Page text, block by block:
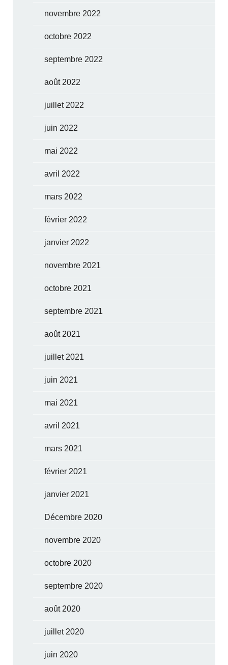
novembre 2022
octobre 2022
septembre 2022
août 2022
juillet 2022
juin 2022
mai 2022
avril 2022
mars 2022
février 2022
janvier 2022
novembre 2021
octobre 2021
septembre 2021
août 2021
juillet 2021
juin 2021
mai 2021
avril 2021
mars 2021
février 2021
janvier 2021
Décembre 2020
novembre 2020
octobre 2020
septembre 2020
août 2020
juillet 2020
juin 2020